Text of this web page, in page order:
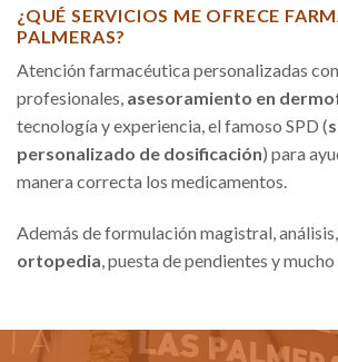
¿QUÉ SERVICIOS ME OFRECE
PALMERAS?
Atención farmacéutica personalizadas
profesionales, asesoramiento en
tecnología y experiencia, el famoso SPD (
personalizado de dosificación) para
manera correcta los medicamentos.
Además de formulación magistral,
ortopedia , puesta de pendientes y mucho